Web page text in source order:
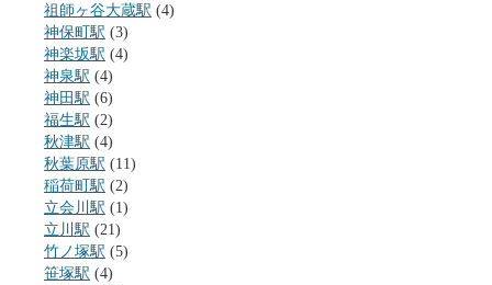
祖師ヶ谷大蔵駅 (4)
神保町駅 (3)
神楽坂駅 (4)
神泉駅 (4)
神田駅 (6)
福生駅 (2)
秋津駅 (4)
秋葉原駅 (11)
稲荷町駅 (2)
立会川駅 (1)
立川駅 (21)
竹ノ塚駅 (5)
笹塚駅 (4)